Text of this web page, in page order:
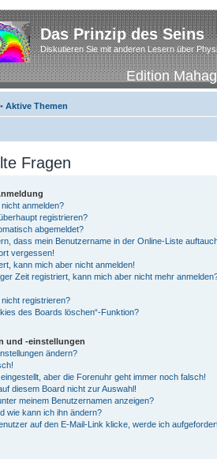
Das Prinzip des Seins
Diskutieren Sie mit anderen Lesern über
Edition
• Aktive Themen
Fragen
anmelden?
registrieren?
abgemeldet?
dass mein Benutzername in der Online-Liste
vergessen!
kann mich aber nicht anmelden!
Zeit registriert, kann mich aber nicht mehr
registrieren?
des Boards löschen“-Funktion?
und -einstellungen
ändern?
aber die Forenuhr geht immer noch falsch!
diesem Board nicht zur Auswahl!
meinem Benutzernamen anzeigen?
wie kann ich ihn ändern?
auf den E-Mail-Link klicke, werde ich